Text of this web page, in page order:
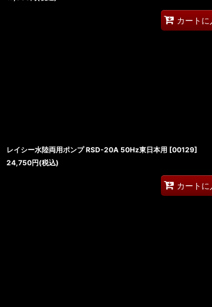
カートに
レイシー水陸両用ポンプ RSD-20A 50Hz東日本用 [00129]
24,750円(税込)
カートに